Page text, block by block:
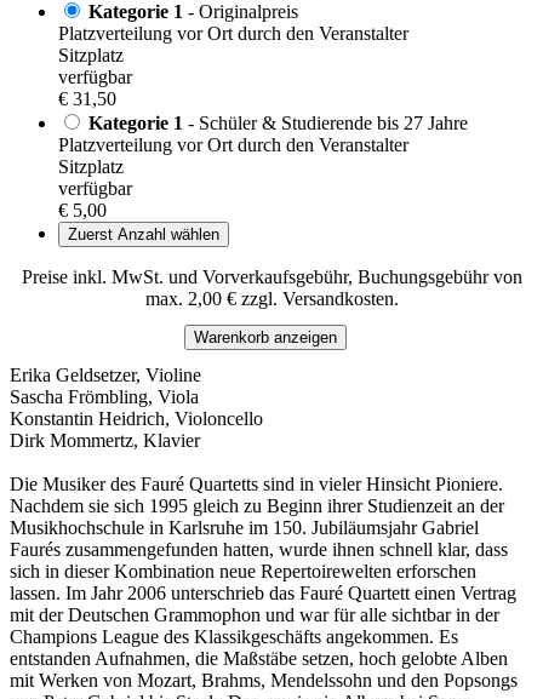
Kategorie 1 - Originalpreis
Platzverteilung vor Ort durch den Veranstalter
Sitzplatz
verfügbar
€ 31,50
Kategorie 1 - Schüler & Studierende bis 27 Jahre
Platzverteilung vor Ort durch den Veranstalter
Sitzplatz
verfügbar
€ 5,00
Zuerst Anzahl wählen
Preise inkl. MwSt. und Vorverkaufsgebühr, Buchungsgebühr von
max. 2,00 € zzgl. Versandkosten.
Warenkorb anzeigen
Erika Geldsetzer, Violine
Sascha Frömbling, Viola
Konstantin Heidrich, Violoncello
Dirk Mommertz, Klavier
Die Musiker des Fauré Quartetts sind in vieler Hinsicht Pioniere.
Nachdem sie sich 1995 gleich zu Beginn ihrer Studienzeit an der
Musikhochschule in Karlsruhe im 150. Jubiläumsjahr Gabriel
Faurés zusammengefunden hatten, wurde ihnen schnell klar, dass
sich in dieser Kombination neue Repertoirewelten erforschen
lassen. Im Jahr 2006 unterschrieb das Fauré Quartett einen Vertrag
mit der Deutschen Grammophon und war für alle sichtbar in der
Champions League des Klassikgeschäfts angekommen. Es
entstanden Aufnahmen, die Maßstäbe setzen, hoch gelobte Alben
mit Werken von Mozart, Brahms, Mendelssohn und den Popsongs